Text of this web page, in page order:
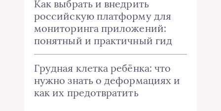
Как выбрать и внедрить
российскую платформу для
мониторинга приложений:
понятный и практичный гид
Грудная клетка ребёнка: что
нужно знать о деформациях и
как их предотвратить